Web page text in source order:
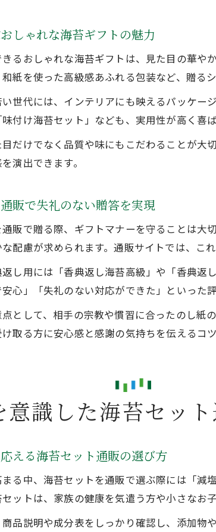
しゃれな海苔ギフトの魅力
るおしゃれな海苔ギフトは、見た目の華や
紙を使った高級感あふれる包装など、贈る
世代には、インテリアにも映えるパッケー
付け海苔セット」なども、実用性が高く喜
だけでなく品質や味にもこだわることが大
演出できます。
販で失礼のない贈答を実現
販で贈る際、ギフトマナーを守ることは大
配慮が求められます。通販サイトでは、こ
し用には「香典返し海苔高級」や「香典返
心」「失礼のない対応ができた」といった
として、相手の宗教や慣習に合ったのし紙
取る方に安心感と感謝の気持ちを伝えるコツ
意識した海苔セッ
える海苔セット通販の選び方
る中、海苔セットを通販で選ぶ際には「減
ットは、家族の健康を気遣う方や小さなお
品説明や成分表をしっかり確認し、添加物